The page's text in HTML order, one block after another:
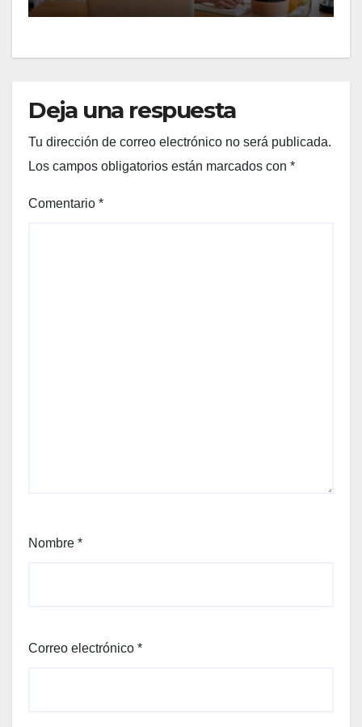
Deja una respuesta
Tu dirección de correo electrónico no será publicada.
Los campos obligatorios están marcados con *
Comentario *
Nombre *
Correo electrónico *